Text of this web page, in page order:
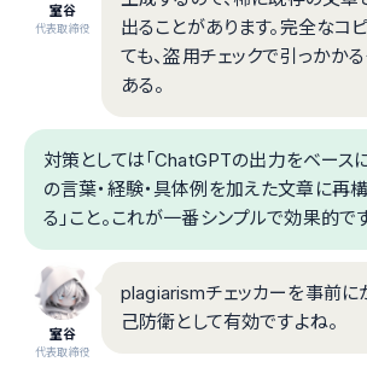
室谷
代表取締役
出ることがあります。完全なコ
ても、盗用チェックで引っかか
ある。
対策としては「ChatGPTの出力をベース
の言葉・経験・具体例を加えた文章に再
る」こと。これが一番シンプルで効果的です
室谷
代表取締役
plagiarismチェッカーを事前に
己防衛として有効ですよね。